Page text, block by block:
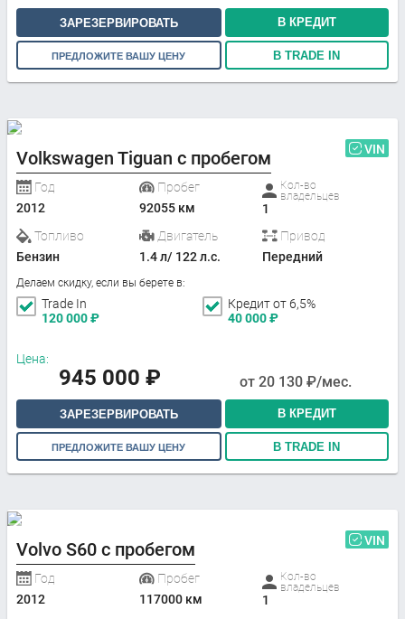
ЗАРЕЗЕРВИРОВАТЬ В КРЕДИТ
ПРЕДЛОЖИТЕ ВАШУ ЦЕНУ В TRADE IN
Volkswagen Tiguan с пробегом VIN
Год
2012
Пробег
92055 км
Кол-во
владельцев
1
Топливо
Бензин
Двигатель
1.4 л/ 122 л.с.
Привод
Передний
Делаем скидку, если вы берете в:
Trade In
120 000₽
Кредит от 6,5%
40 000₽
Цена:
945 000 ₽ от 20 130 ₽/мес.
ЗАРЕЗЕРВИРОВАТЬ В КРЕДИТ
ПРЕДЛОЖИТЕ ВАШУ ЦЕНУ В TRADE IN
Volvo S60 с пробегом VIN
Год
2012
Пробег
117000 км
Кол-во
владельцев
1